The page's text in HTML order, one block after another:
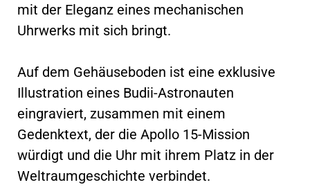
mit der Eleganz eines mechanischen
Uhrwerks mit sich bringt.
Auf dem Gehäuseboden ist eine exklusive
Illustration eines Budii-Astronauten
eingraviert, zusammen mit einem
Gedenktext, der die Apollo 15-Mission
würdigt und die Uhr mit ihrem Platz in der
Weltraumgeschichte verbindet.